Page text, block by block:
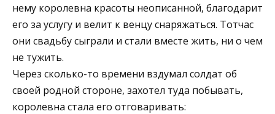
нему королевна красоты неописанной, благодарит
его за услугу и велит к венцу снаряжаться. Тотчас
они свадьбу сыграли и стали вместе жить, ни о чем
не тужить.
Через сколько-то времени вздумал солдат об
своей родной стороне, захотел туда побывать,
королевна стала его отговаривать: